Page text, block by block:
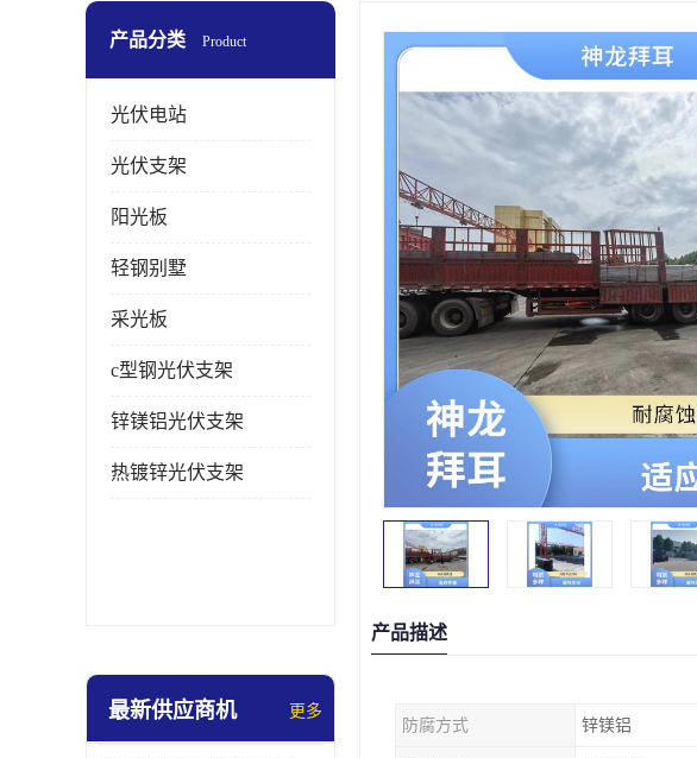
产品分类 Product
光伏电站
光伏支架
阳光板
轻钢别墅
采光板
c型钢光伏支架
锌镁铝光伏支架
热镀锌光伏支架
最新供应商机 更多
产品描述
防腐方式 锌镁铝